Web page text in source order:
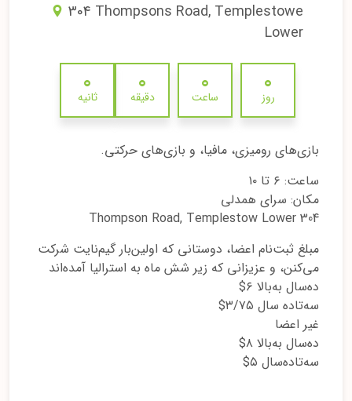
304 Thompsons Road, Templestowe
Lower
0
روز 0
ساعت 0
دقیقه 0
ثانیه
بازی‌های رومیزی، مافیا، و بازی‌های حرکتی.
ساعت: ۶ تا ۱۰
مکان: سرای همدلی
304 Thompson Road, Templestow Lower
مبلغ ثبت‌نام اعضا، دوستانی که اولین‌بار گیم‌نایت شرکت
می‌کنن، و عزیزانی که زیر شش ماه به ‌استرالیا آمده‌اند
ده‌سال به‌بالا ۶$
سه‌تاده سال ۳/۷۵$
غیر اعضا
ده‌سال به‌بالا ۸$
سه‌تاده‌سال ۵$